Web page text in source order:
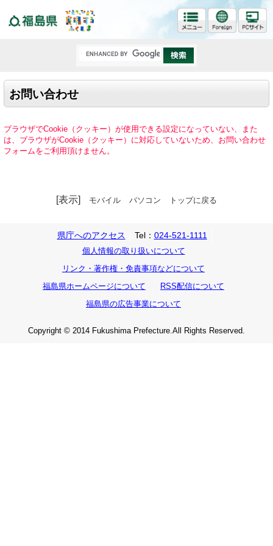
お問い合わせ
ブラウザでCookie（クッキー）が使用できる設定になっていない、また
は、ブラウザがCookie（クッキー）に対応していないため、お問い合わせ
フォームをご利用頂けません。
[表示] モバイル パソコン トップに戻る
県庁へのアクセス Tel： 024-521-1111
個人情報の取り扱いについて
リンク・著作権・免責事項などについて
福島県ホームページについて
RSS配信について
福島県の広告事業について
Copyright © 2014 Fukushima Prefecture.All Rights Reserved.